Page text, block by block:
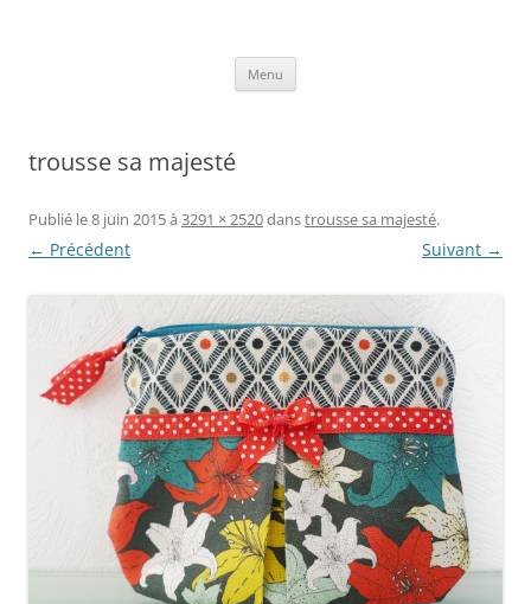
Menu
trousse sa majesté
Publié le8 juin 2015à 3291 × 2520danstrousse sa majesté.
← Précédent Suivant →